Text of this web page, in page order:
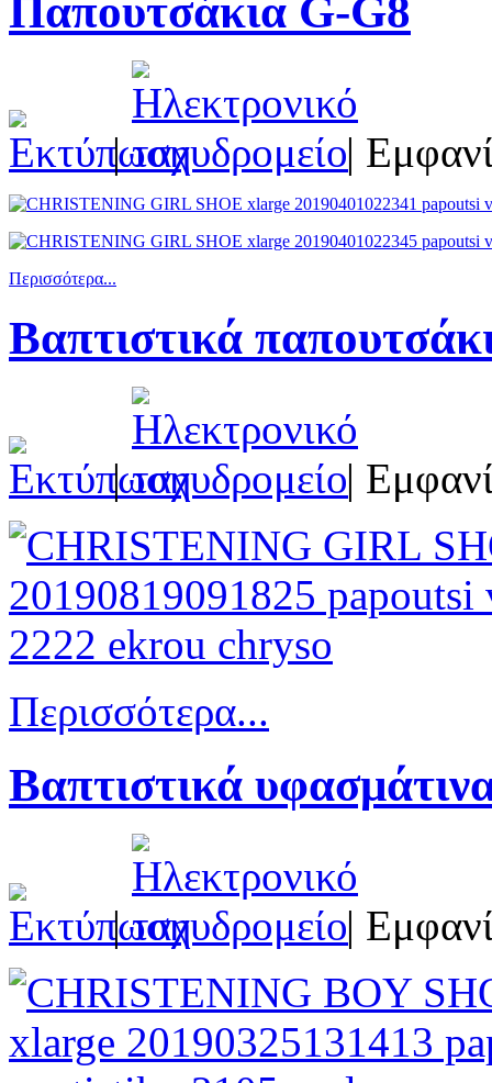
Παπουτσάκια G-G8
| |
Περισσότερα...
Βαπτιστικά
| |
Περισσότερα...
Βαπτιστικά
| |